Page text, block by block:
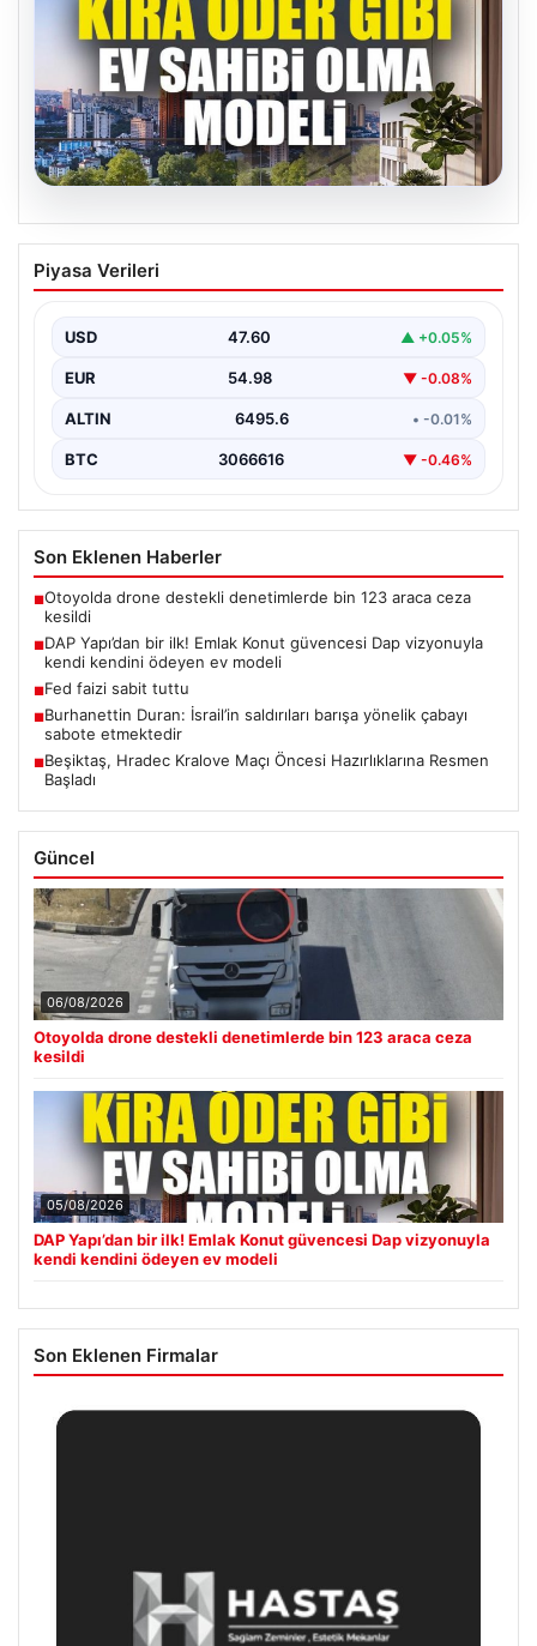
05.08.2026
DAP Yapı’dan bir ilk! Emlak Konut
güvencesi Dap vizyonuyla kendi
Piyasa Verileri
USD 47.60 ▲ +0.05%
EUR 54.98 ▼ -0.08%
ALTIN 6495.6 • -0.01%
BTC 3066616 ▼ -0.46%
Son Eklenen Haberler
■Otoyolda drone destekli denetimlerde bin 123 araca ceza
kesildi
■DAP Yapı’dan bir ilk! Emlak Konut güvencesi Dap vizyonuyla
kendi kendini ödeyen ev modeli
■Fed faizi sabit tuttu
■Burhanettin Duran: İsrail’in saldırıları barışa yönelik çabayı
sabote etmektedir
■Beşiktaş, Hradec Kralove Maçı Öncesi Hazırlıklarına Resmen
Başladı
Güncel
06/08/2026
Otoyolda drone destekli denetimlerde bin 123 araca ceza
kesildi
05/08/2026
DAP Yapı’dan bir ilk! Emlak Konut güvencesi Dap vizyonuyla
kendi kendini ödeyen ev modeli
Son Eklenen Firmalar